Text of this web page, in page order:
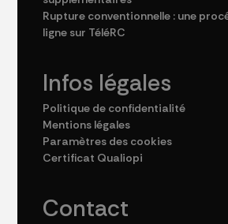
Rupture conventionnelle : une
ligne sur TéléRC
Infos légales
Politique de confidentialité
Mentions légales
Paramètres des cookies
Certificat Qualiopi
Contact